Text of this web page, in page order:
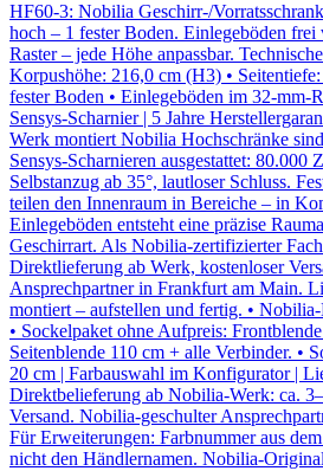
HF60-3: Nobilia Geschirr-/
hoch – 1 fester Boden. Einlegeböden
Raster – jede Höhe anpassbar.
Korpushöhe: 216,0 cm (H3) •
fester Boden • Einlegeböden im 32-mm-
Sensys-Scharnier | 5 Jahre
Werk montiert Nobilia Hochschränke
Sensys-Scharnieren ausgestattet: 80.000
Selbstanzug ab 35°, lautloser Schluss.
teilen den Innenraum in Bereiche – in
Einlegeböden entsteht eine präzise
Geschirrart. Als Nobilia-zertifizierter
Direktlieferung ab Werk, kostenloser
Ansprechpartner in Frankfurt am Main.
montiert – aufstellen und fertig. •
• Sockelpaket ohne Aufpreis:
Seitenblende 110 cm + alle Verbinder. •
20 cm | Farbauswahl im Konfigurator |
Direktbelieferung ab Nobilia-Werk: ca.
Versand. Nobilia-geschulter
Für Erweiterungen: Farbnummer aus
nicht den Händlernamen. Nobilia-